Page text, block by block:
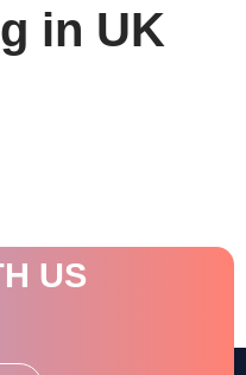
in UK
US